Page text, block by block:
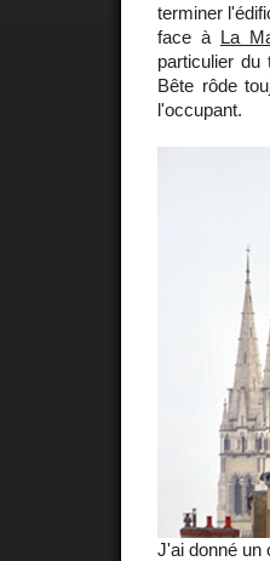
terminer
face à La
particulier du
Bête rôde
l'occupant.
J'ai donné un